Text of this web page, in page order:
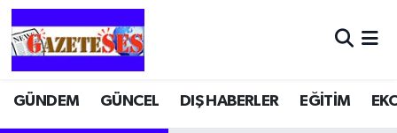
GÜNDEM GÜNCEL DIŞ HABERLER EĞİTİM